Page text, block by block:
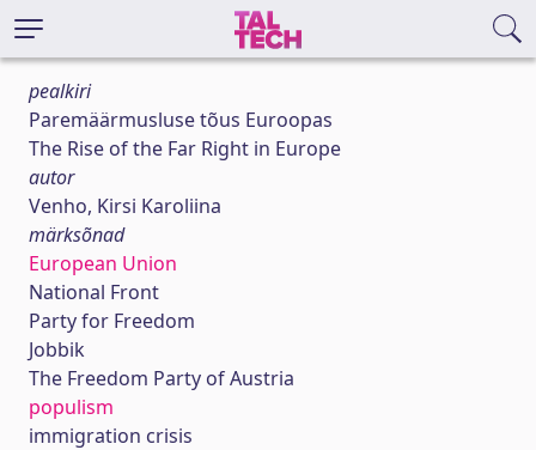
pealkiri
Paremäärmusluse tõus Euroopas
The Rise of the Far Right in Europe
autor
Venho, Kirsi Karoliina
märksõnad
European Union
National Front
Party for Freedom
Jobbik
The Freedom Party of Austria
populism
immigration crisis